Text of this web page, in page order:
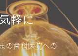
軽に
の歯科医院への